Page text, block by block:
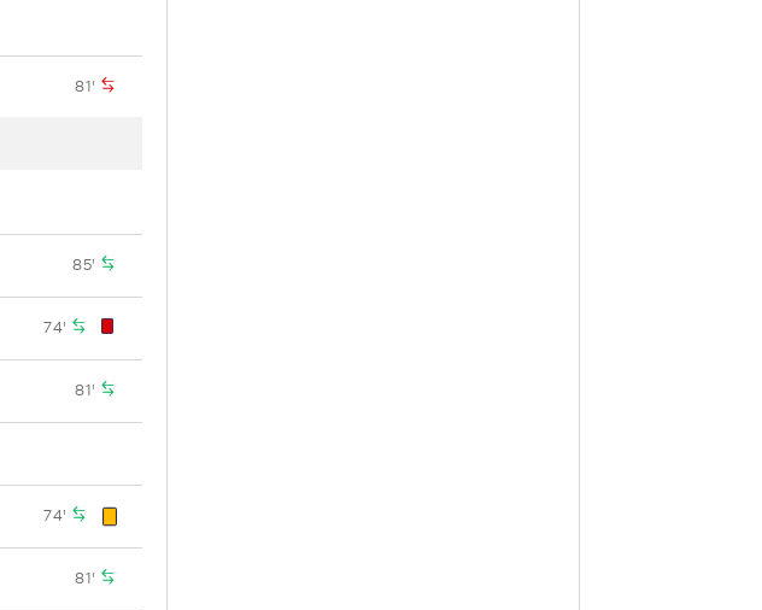
81'
85'
74'
81'
74'
81'